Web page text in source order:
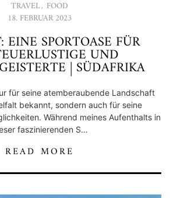
TRAVEL, FOOD
18. FEBRUAR 2023
EINE SPORTOASE FÜR
UND
| SÜDAFRIKA
für seine atemberaubende Landschaft
bekannt, sondern auch für seine
Während meines Aufenthalts in
faszinierenden S…
READ MORE